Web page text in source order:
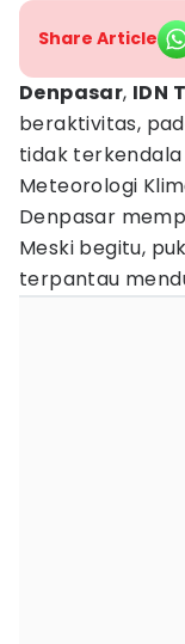
Share Article
Denpasar, IDN
beraktivitas,
tidak terkendala
Meteorologi
Denpasar
Meski begitu,
terpantau